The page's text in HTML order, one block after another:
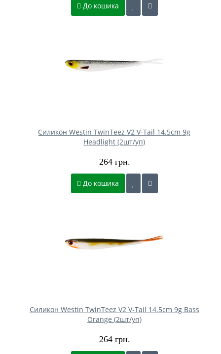
До кошика
Силикон Westin TwinTeez V2 V-Tail 14.5cm 9g
Headlight (2шт/уп)
264 грн.
До кошика
Силикон Westin TwinTeez V2 V-Tail 14.5cm 9g Bass
Orange (2шт/уп)
264 грн.